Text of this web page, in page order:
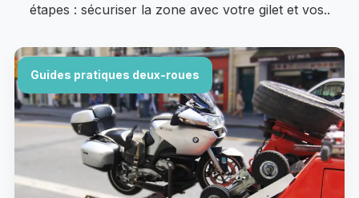
étapes : sécuriser la zone avec votre gilet et vos..
Guides pratiques deux-roues